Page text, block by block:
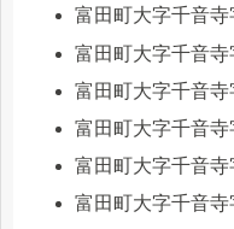
富田町大字千音
富田町大字千音
富田町大字千音
富田町大字千音
富田町大字千音
富田町大字千音